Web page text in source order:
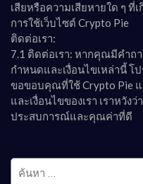
เสียหรือความเสียหายใด ๆ ที่
การใช้เว็บไซต์ Crypto Pie
ติดต่อเรา:
7.1 ติดต่อเรา: หากคุณมีคำถ
กำหนดและเงื่อนไขเหล่านี้ โ
ขอขอบคุณที่ใช้ Crypto Pie
และเงื่อนไขของเรา เราหวัง
ประสบการณ์และคุณค่าที่ดี